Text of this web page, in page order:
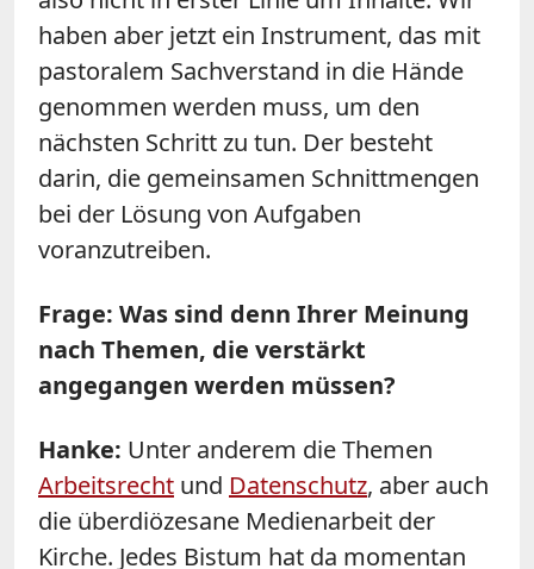
haben aber jetzt ein Instrument, das mit
pastoralem Sachverstand in die Hände
genommen werden muss, um den
nächsten Schritt zu tun. Der besteht
darin, die gemeinsamen Schnittmengen
bei der Lösung von Aufgaben
voranzutreiben.
Frage: Was sind denn Ihrer Meinung
nach Themen, die verstärkt
angegangen werden müssen?
Hanke: Unter anderem die Themen
Arbeitsrecht und Datenschutz, aber auch
die überdiözesane Medienarbeit der
Kirche. Jedes Bistum hat da momentan